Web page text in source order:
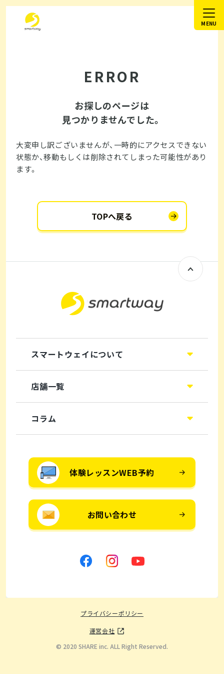
ERROR
お探しのページは
見つかりませんでした。
大変申し訳ございませんが、一時的にアクセスできない
状態か、移動もしくは削除されてしまった可能性があり
ます。
TOPへ戻る
スマートウェイについて
店舗一覧
コラム
体験レッスンWEB予約
お問い合わせ
プライバシーポリシー
運営会社
© 2020 SHARE inc. ALL Right Reserved.